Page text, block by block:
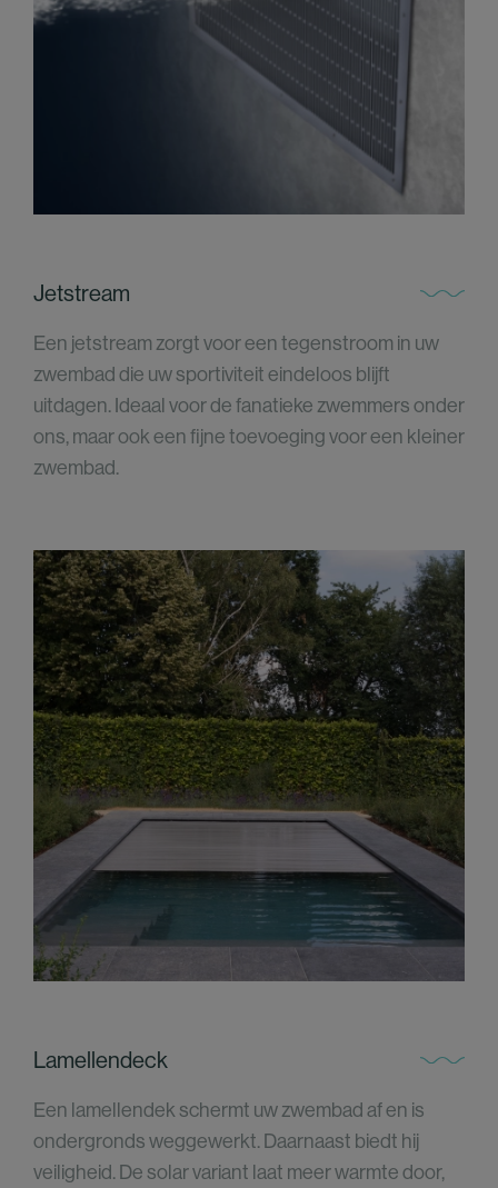
Jetstream
Een jetstream zorgt voor een tegenstroom in uw
zwembad die uw sportiviteit eindeloos blijft
uitdagen. Ideaal voor de fanatieke zwemmers onder
ons, maar ook een fijne toevoeging voor een kleiner
zwembad.
Lamellendeck
Een lamellendek schermt uw zwembad af en is
ondergronds weggewerkt. Daarnaast biedt hij
veiligheid. De solar variant laat meer warmte door,